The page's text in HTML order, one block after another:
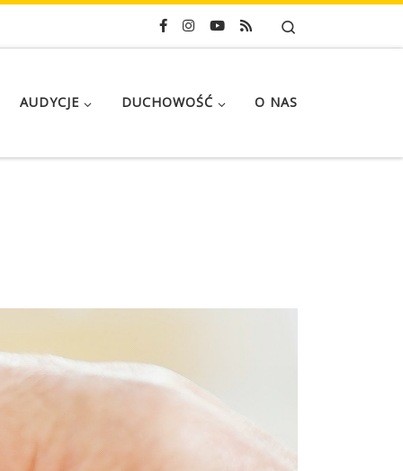
AUDYCJE DUCHOWOŚĆ O NAS